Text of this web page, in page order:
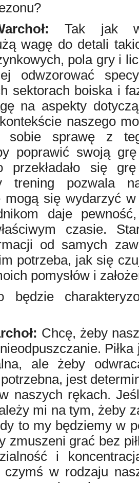
Tak jak
wagę do detali
pola gry i
odwzorować
sektorach boiska i
na aspekty
naszego
sobie sprawę z
poprawić swoją
się
trening pozwala
mogą się wydarzyć
daje
czasie.
od samych
potrzeba, jak się
pomysłów i
będzie
Chcę, żeby
ale żeby
jest
naszych rękach.
mi na tym, żeby
to my będziemy w
zmuszeni grać bez
i
czymś w rodzaju